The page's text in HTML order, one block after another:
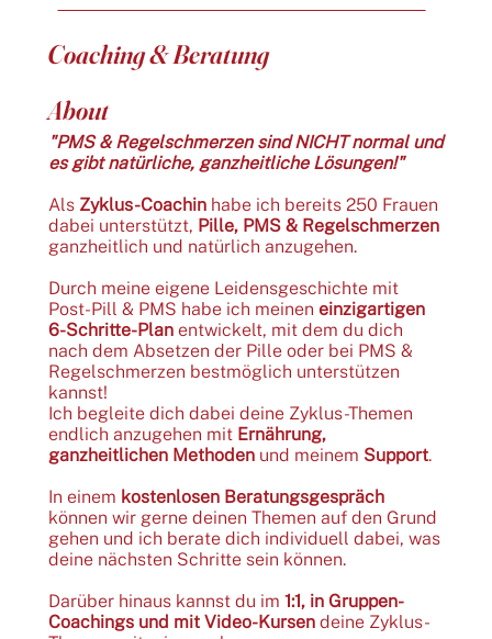
Coaching & Beratung
About
"PMS & Regelschmerzen sind NICHT normal und
es gibt natürliche, ganzheitliche Lösungen!"
Als Zyklus-Coachinhabe ich bereits 250 Frauen
dabei unterstützt, Pille, PMS & Regelschmerzen
ganzheitlich und natürlich anzugehen.
Durch meine eigene Leidensgeschichte mit
Post-Pill & PMS habe ich meinen einzigartigen
6-Schritte-Plan entwickelt, mit dem du dich
nach dem Absetzen der Pille oder bei PMS &
Regelschmerzen bestmöglich unterstützen
kannst!
Ich begleite dich dabei deine Zyklus-Themen
endlich anzugehen mit Ernährung,
ganzheitlichen Methodenund meinem Support.
In einem kostenlosen Beratungsgespräch
können wir gerne deinen Themen auf den Grund
gehen und ich berate dich individuell dabei, was
deine nächsten Schritte sein können.
Darüber hinaus kannst du im 1:1, in Gruppen-
Coachings und mit Video-Kursendeine Zyklus-